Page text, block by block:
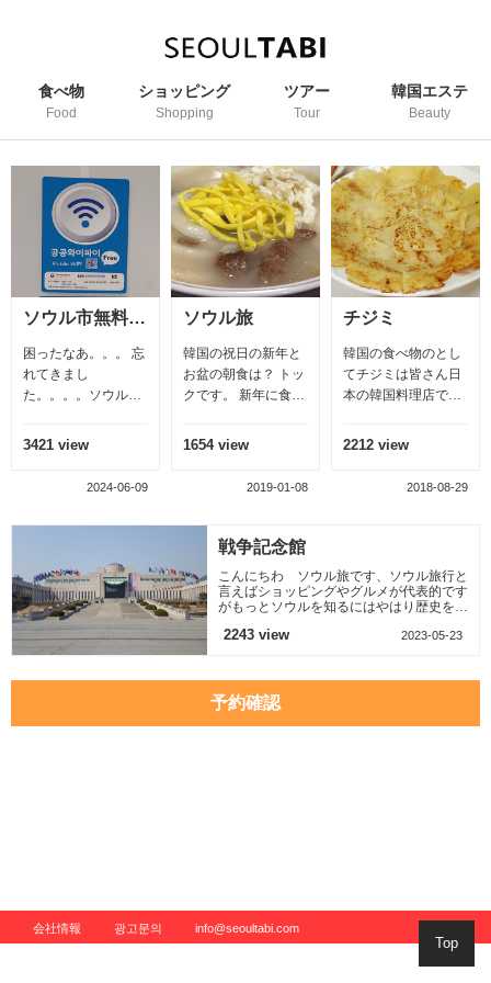
食べ物
Food
ショッピング
Shopping
ツアー
Tour
韓国エステ
Beauty
Top
ソウル市無料Wi-Fi
困ったなあ。。。 忘
れてきまし
た。。。。ソウルで
ん 安心して下さ
3421 view
2024-06-09
ソウル旅
韓国の祝日の新年と
お盆の朝食は？ トッ
クです。 新年に食べ
年も健康と長い生命
1654 view
2019-01-08
チジミ
韓国の食べ物のとし
てチジミは皆さん日
本の韓国料理店でお
修理は海鮮チジミで
2212 view
2018-08-29
戦争記念館
こんにちわ ソウル旅です、ソウル旅行と
言えばショッピングやグルメが代表的です
がもっとソウルを知るにはやはり歴史を振
国がどんな戦火を潜
2243 view 2023-05-23
予約確認
会社情報 광고문의 info@seoultabi.com